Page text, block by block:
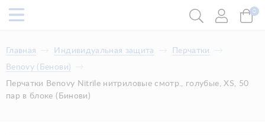
0
Главная Индивидуальная защита
Перчатки
Benovy (Бенови)
Перчатки Benovy Nitrile нитриловые смотр., голубые, XS, 50
пар в блоке (Бинови)